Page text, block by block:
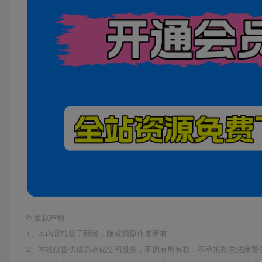
© 版权声明
1、本内容转载于网络，版权归原作者所有！
2、本站仅提供信息存储空间服务，不拥有所有权，不承担相关法律责